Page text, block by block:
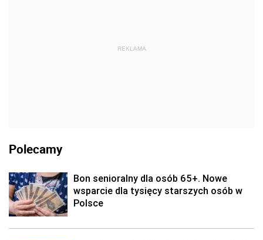
REKLAMA
Polecamy
Bon senioralny dla osób 65+. Nowe
wsparcie dla tysięcy starszych osób w
Polsce